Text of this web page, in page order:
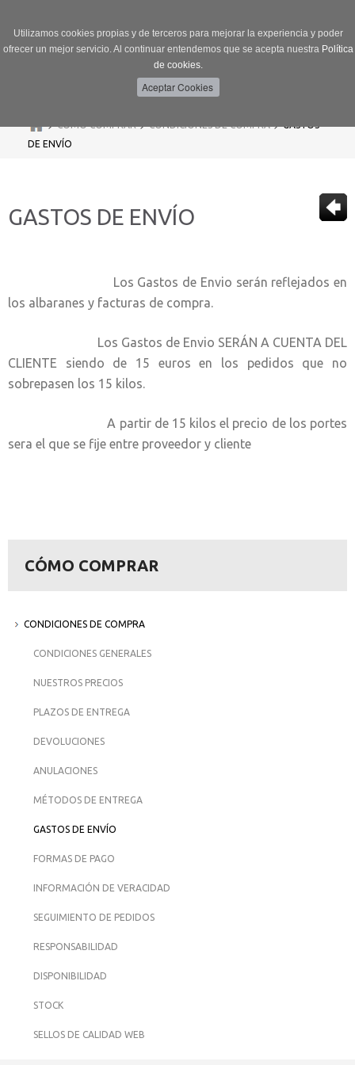
Utilizamos cookies propias y de terceros para mejorar la experiencia y poder
ofrecer un mejor servicio. Al continuar entendemos que se acepta nuestra Política
de cookies.
>CÓMO COMPRAR>CONDICIONES DE COMPRA>GASTOS
DE ENVÍO
GASTOS DE ENVÍO
Los Gastos de Envio serán reflejados en
los albaranes y facturas de compra.
Los Gastos de Envio SERÁN A CUENTA DEL
CLIENTE siendo de 15 euros en los pedidos que no
sobrepasen los 15 kilos.
A partir de 15 kilos el precio de los portes
sera el que se fije entre proveedor y cliente
CÓMO COMPRAR
CONDICIONES DE COMPRA
CONDICIONES GENERALES
NUESTROS PRECIOS
PLAZOS DE ENTREGA
DEVOLUCIONES
ANULACIONES
MÉTODOS DE ENTREGA
GASTOS DE ENVÍO
FORMAS DE PAGO
INFORMACIÓN DE VERACIDAD
SEGUIMIENTO DE PEDIDOS
RESPONSABILIDAD
DISPONIBILIDAD
STOCK
SELLOS DE CALIDAD WEB